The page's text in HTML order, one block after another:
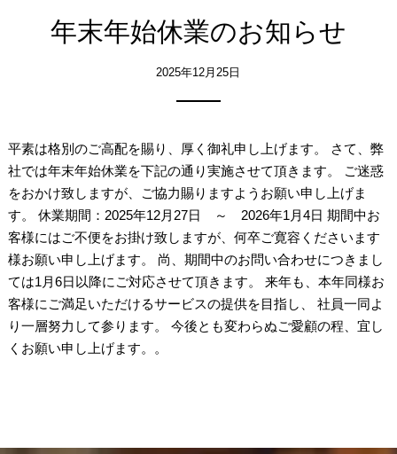
年末年始休業のお知らせ
2025年12月25日
平素は格別のご高配を賜り、厚く御礼申し上げます。 さて、弊
社では年末年始休業を下記の通り実施させて頂きます。 ご迷惑
をおかけ致しますが、ご協力賜りますようお願い申し上げま
す。 休業期間：2025年12月27日 ～ 2026年1月4日 期間中お
客様にはご不便をお掛け致しますが、何卒ご寛容くださいます
様お願い申し上げます。 尚、期間中のお問い合わせにつきまし
ては1月6日以降にご対応させて頂きます。 来年も、本年同様お
客様にご満足いただけるサービスの提供を目指し、 社員一同よ
り一層努力して参ります。 今後とも変わらぬご愛顧の程、宜し
くお願い申し上げます。。